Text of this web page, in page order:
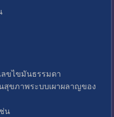
ลขไขมันธรรมดา
ขภาพระบบเผาผลาญของ
น